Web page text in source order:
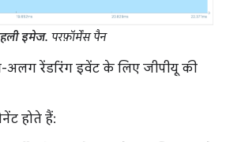
इमेज. परफ़ॉर्मेंस पैन
रेंडरिंग इवेंट के लिए जीपीयू की
होते हैं: